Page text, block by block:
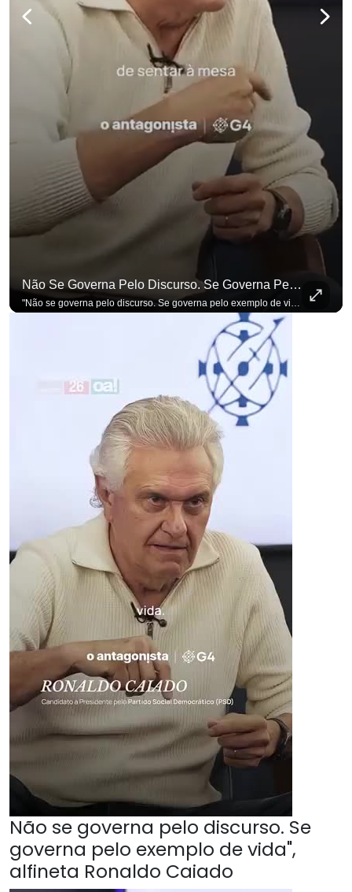
Não Se Governa Pelo Discurso. Se Governa Pelo Exemplo De Vida", Alfineta Ronaldo Caiado
"Não se governa pelo discurso. Se governa pelo exemplo de vida", alfineta Ronaldo Caiado, respondendo a empresários na primeira Sabatina Presidencial com a pauta definida por quem constrói o país. Se você busca informação com credibilidade, inscreva-se agora e ative o
Não se governa pelo discurso. Se
governa pelo exemplo de vida",
alfineta Ronaldo Caiado